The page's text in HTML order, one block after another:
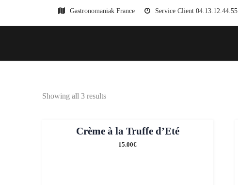
Gastronomaniak France Service Client 04.13.12.44.55
Showing all 3 results
Crème à la Truffe d’Eté
15.00€